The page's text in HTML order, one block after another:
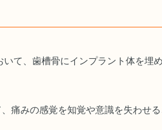
て、歯槽骨にインプラント体を埋め
痛みの感覚を知覚や意識を失わせる